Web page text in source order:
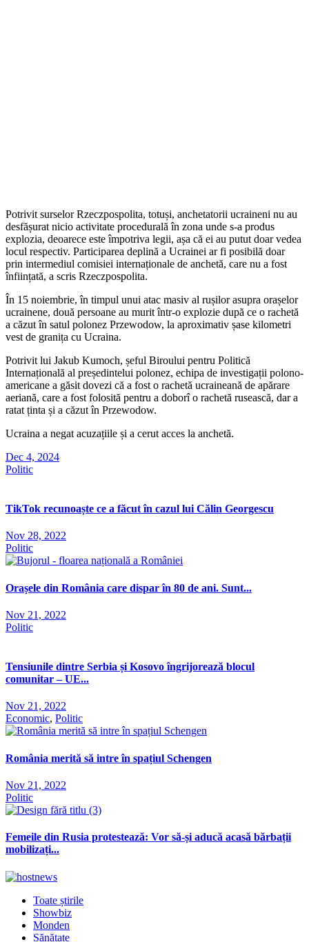
Potrivit surselor Rzeczpospolita, totuși, anchetatorii ucraineni nu au
desfășurat nicio activitate procedurală în zona unde s-a produs
explozia, deoarece este împotriva legii, așa că ei au putut doar vedea
locul respectiv. Participarea deplină a Ucrainei ar fi posibilă doar
prin intermediul comisiei internaționale de anchetă, care nu a fost
înființată, a scris Rzeczpospolita.
În 15 noiembrie, în timpul unui atac masiv al rușilor asupra orașelor
ucrainene, două persoane au murit într-o explozie după ce o rachetă
a căzut în satul polonez Przewodow, la aproximativ șase kilometri
vest de granița cu Ucraina.
Potrivit lui Jakub Kumoch, șeful Biroului pentru Politică
Internațională al președintelui polonez, echipa de investigații polono-
americane a găsit dovezi că a fost o rachetă ucraineană de apărare
aeriană, care a fost folosită pentru a doborî o rachetă rusească, dar a
ratat ținta și a căzut în Przewodow.
Ucraina a negat acuzațiile și a cerut acces la anchetă.
Dec 4, 2024
Politic
TikTok recunoaște ce a făcut în cazul lui Călin Georgescu
Nov 28, 2022
Politic
Orașele din România care dispar în 80 de ani. Sunt...
Nov 21, 2022
Politic
Tensiunile dintre Serbia și Kosovo îngrijorează blocul
comunitar – UE...
Nov 21, 2022
Economic, Politic
România merită să intre în spațiul Schengen
Nov 21, 2022
Politic
Femeile din Rusia protestează: Vor să-și aducă acasă bărbații
mobilizați...
Toate știrile
Showbiz
Monden
Sănătate